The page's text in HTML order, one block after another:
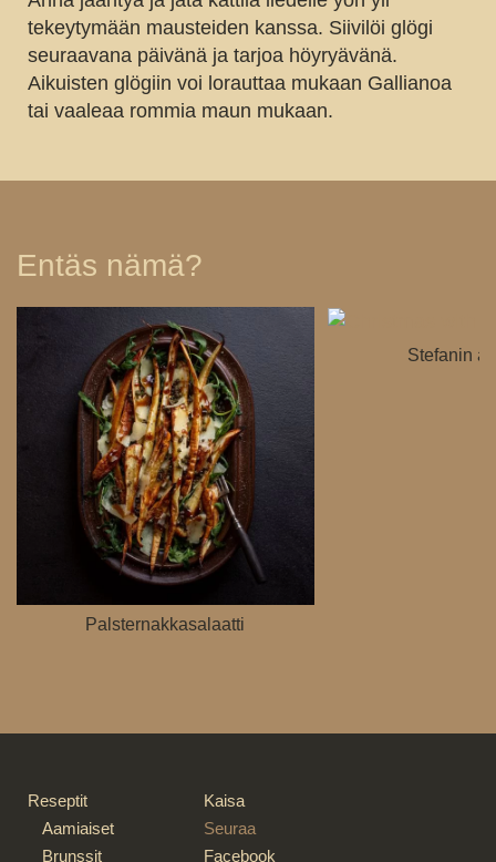
tekeytymään mausteiden kanssa. Siivilöi glögi
seuraavana päivänä ja tarjoa höyryävänä.
Aikuisten glögiin voi lorauttaa mukaan Gallianoa
tai vaaleaa rommia maun mukaan.
Entäs nämä?
Palsternakka­salaatti
Stefanin
Reseptit
Aamiaiset
Brunssit
Kaisa
Seuraa
Facebook